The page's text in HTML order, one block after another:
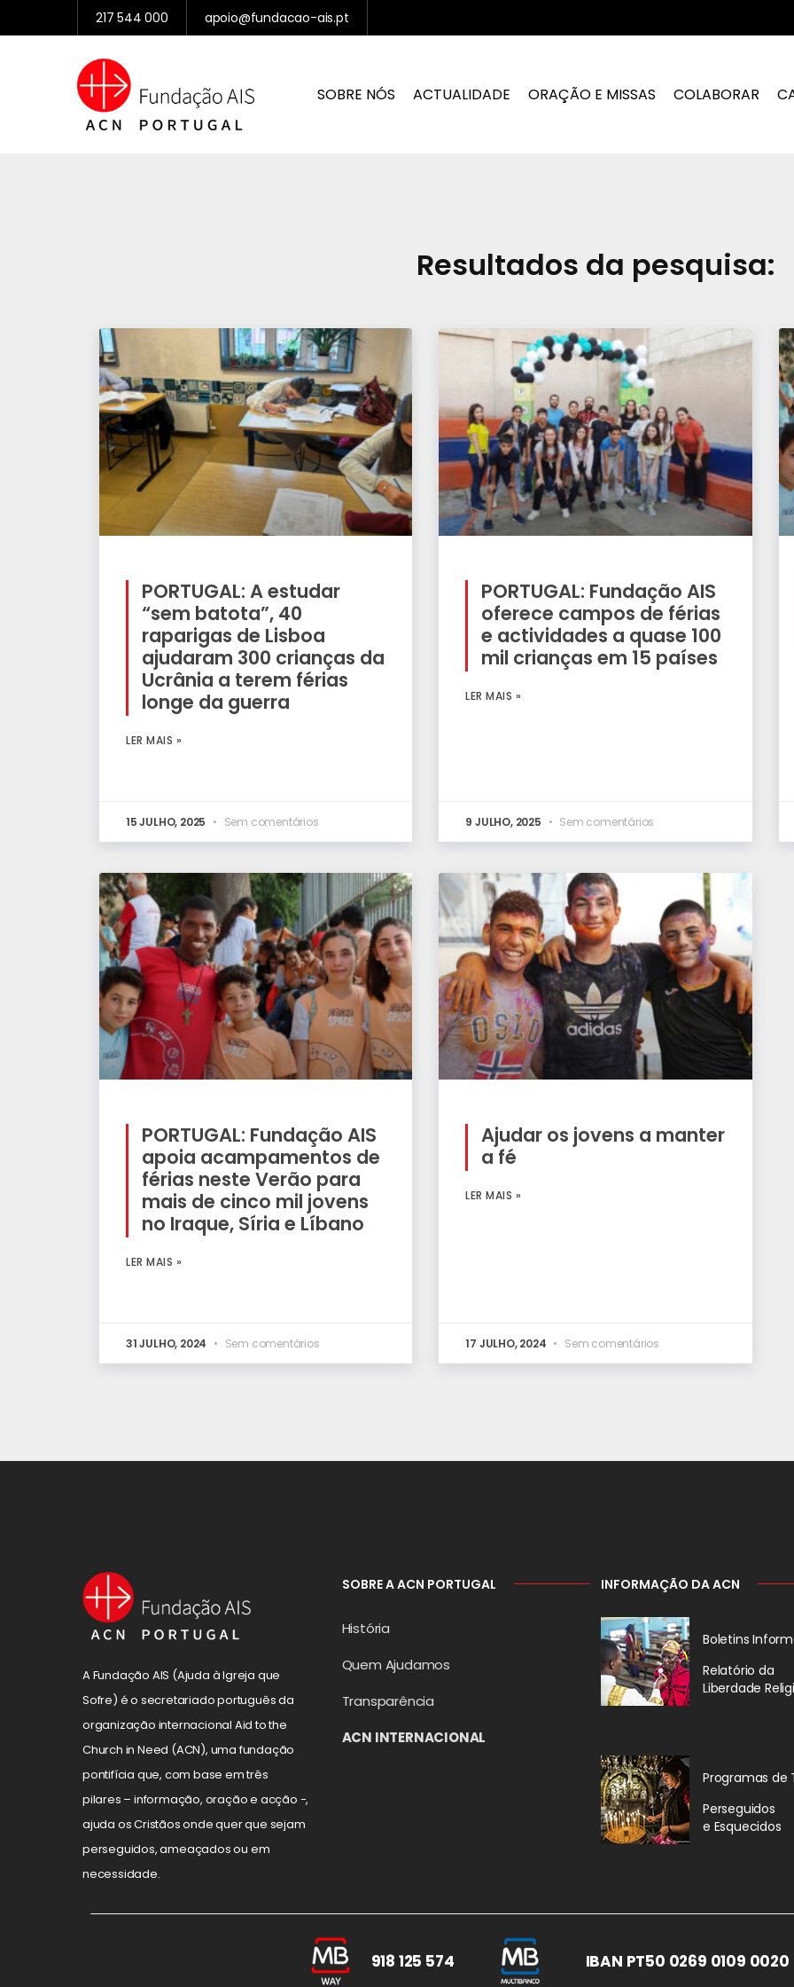
217 544 000 apoio@fundacao-ais.pt
SOBRE NÓS ACTUALIDADE ORAÇÃO E MISSAS COLABORAR
Resultados da pesquisa:
PORTUGAL: A estudar
“sem batota”, 40
raparigas de Lisboa
ajudaram 300 crianças da
Ucrânia a terem férias
longe da guerra
LER MAIS »
15 JULHO, 2025 Sem comentários
PORTUGAL: Fundação AIS
oferece campos de férias
e actividades a quase 100
mil crianças em 15 países
LER MAIS »
9 JULHO, 2025 Sem comentários
PORTUGAL: Fundação AIS
apoia acampamentos de
férias neste Verão para
mais de cinco mil jovens
no Iraque, Síria e Líbano
LER MAIS »
31 JULHO, 2024 Sem comentários
Ajudar os jovens a manter
a fé
LER MAIS »
17 JULHO, 2024 Sem comentários
A Fundação AIS (Ajuda à Igreja que
Sofre) é o secretariado português da
organização internacional Aid to the
Church in Need (ACN), uma fundação
pontifícia que, com base em três
pilares – informação, oração e acção -,
ajuda os Cristãos onde quer que sejam
perseguidos, ameaçados ou em
necessidade.
SOBRE A ACN PORTUGAL
História
Quem Ajudamos
Transparência
ACN INTERNACIONAL
INFORMAÇÃO DA ACN
Boletins
Relatório da
Liberdade
Programas de
Perseguidos
e Esquecidos
918 125 574 IBAN PT50 0269 0109 0020